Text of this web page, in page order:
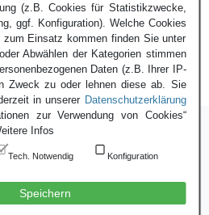
Bund e.V. - 2026
(z.B. Cookies für Statistikzwecke,
ggf. Konfiguration). Welche Cookies
Einsatz kommen finden Sie unter
Abwählen der Kategorien stimmen
Daten (z.B. Ihrer IP-
Zweck zu oder lehnen diese ab. Sie
in unserer Datenschutzerklärung
zur Verwendung von Cookies“
Infos
Tech. Notwendig Konfiguration
Speichern